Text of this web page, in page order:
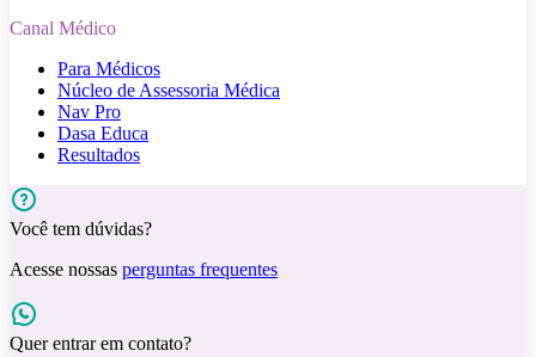
Canal Médico
Para Médicos
Núcleo de Assessoria Médica
Nav Pro
Dasa Educa
Resultados
Você tem dúvidas?
Acesse nossas perguntas frequentes
Quer entrar em contato?